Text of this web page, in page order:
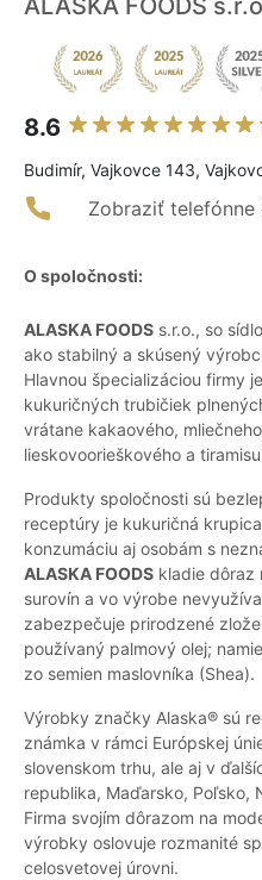
ALASKA FOODS
8.6
Budimír, Vajkovce 143,
Zobraziť telefónne
O spoločnosti:
ALASKA FOODS s.r.o., so
ako stabilný a skúsený
Hlavnou špecializáciou firmy
kukuričných trubičiek
vrátane kakaového,
lieskovoorieškového a
Produkty spoločnosti sú
receptúry je kukuričná
konzumáciu aj osobám s
ALASKA FOODS kladie dôraz
surovín a vo výrobe
zabezpečuje prirodzené
používaný palmový olej;
zo semien maslovníka (Shea).
Výrobky značky Alaska® sú
známka v rámci Európskej
slovenskom trhu, ale aj v
republika, Maďarsko, Poľsko,
Firma svojím dôrazom na
výrobky oslovuje rozmanité
celosvetovej úrovni.